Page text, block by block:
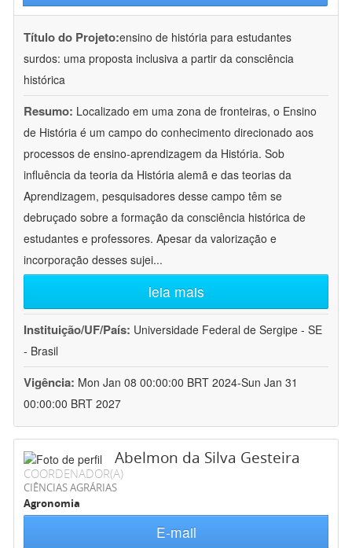
Título do Projeto:ensino de história para estudantes
surdos: uma proposta inclusiva a partir da consciência
histórica
Resumo: Localizado em uma zona de fronteiras, o Ensino
de História é um campo do conhecimento direcionado aos
processos de ensino-aprendizagem da História. Sob
influência da teoria da História alemã e das teorias da
Aprendizagem, pesquisadores desse campo têm se
debruçado sobre a formação da consciência histórica de
estudantes e professores. Apesar da valorização e
incorporação desses sujei...
leia mais
Instituição/UF/País: Universidade Federal de Sergipe - SE
- Brasil
Vigência: Mon Jan 08 00:00:00 BRT 2024-Sun Jan 31
00:00:00 BRT 2027
Abelmon da Silva Gesteira
COORDENADOR(A)
CIÊNCIAS AGRÁRIAS
Agronomia
E-mail